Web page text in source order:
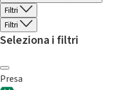
Filtri
Filtri
Seleziona i filtri
Presa